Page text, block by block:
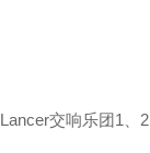
交响乐团1